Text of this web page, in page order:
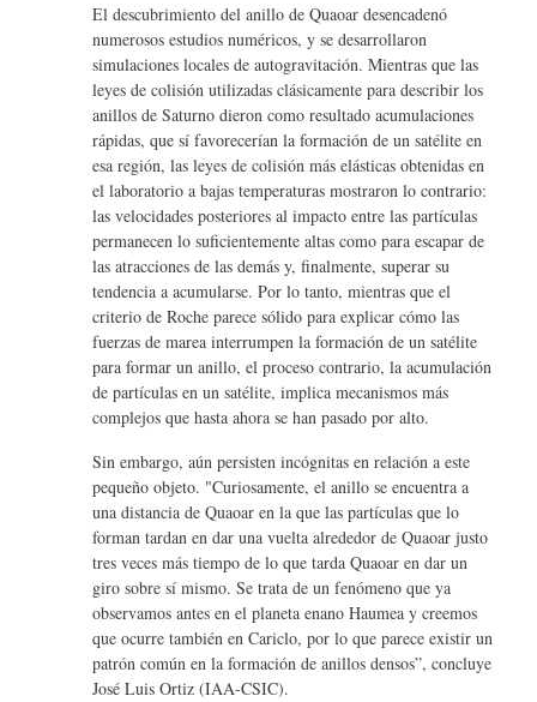
El descubrimiento del anillo de Quaoar desencadenó
numerosos estudios numéricos, y se desarrollaron
simulaciones locales de autogravitación. Mientras que las
leyes de colisión utilizadas clásicamente para describir los
anillos de Saturno dieron como resultado acumulaciones
rápidas, que sí favorecerían la formación de un satélite en
esa región, las leyes de colisión más elásticas obtenidas en
el laboratorio a bajas temperaturas mostraron lo contrario:
las velocidades posteriores al impacto entre las partículas
permanecen lo suficientemente altas como para escapar de
las atracciones de las demás y, finalmente, superar su
tendencia a acumularse. Por lo tanto, mientras que el
criterio de Roche parece sólido para explicar cómo las
fuerzas de marea interrumpen la formación de un satélite
para formar un anillo, el proceso contrario, la acumulación
de partículas en un satélite, implica mecanismos más
complejos que hasta ahora se han pasado por alto.
Sin embargo, aún persisten incógnitas en relación a este
pequeño objeto. "Curiosamente, el anillo se encuentra a
una distancia de Quaoar en la que las partículas que lo
forman tardan en dar una vuelta alrededor de Quaoar justo
tres veces más tiempo de lo que tarda Quaoar en dar un
giro sobre sí mismo. Se trata de un fenómeno que ya
observamos antes en el planeta enano Haumea y creemos
que ocurre también en Cariclo, por lo que parece existir un
patrón común en la formación de anillos densos”, concluye
José Luis Ortiz (IAA-CSIC).